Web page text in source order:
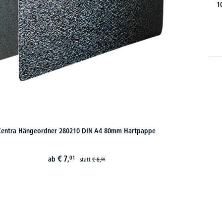
Hängeordner 280210 DIN A4 80mm Hartpappe
ab € 7,01 statt€ 8,59